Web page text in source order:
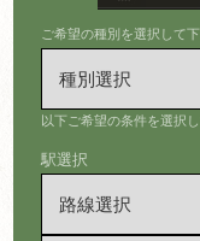
ご希望の種別を選択して
以下ご希望の条件を選択
駅選択